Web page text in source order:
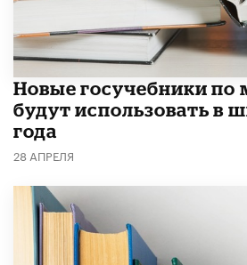
Новые госучебники по
будут использовать в
года
28 АПРЕЛЯ